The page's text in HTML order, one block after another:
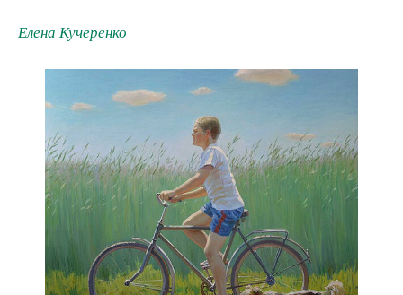
Елена Кучеренко